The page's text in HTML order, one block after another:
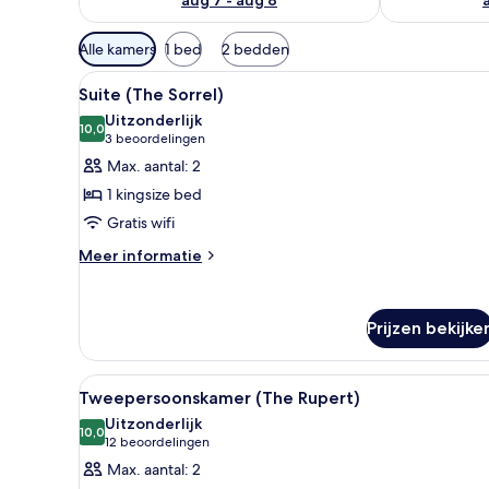
Beschikbare
filters
voor
kamers
Alle kamers 1 bed 2 bedden
Alle
foto's
voor
Suite
(The
Sorrel)
laden
Suite (The Sorrel) | Lakens
3
Suite (The Sorrel)
10,010,0 van 10
Uitzonderlijk
3 beoordelingen
(3
beoordelingen)
Max. aantal: 2
1 kingsize bed
Gratis wifi
Meer informatie
Meer
Sorrel)
Prijzen
Alle
foto's
voor
Tweepersoonskamer
Een slaapkamer met een
2
Tweepersoonskamer (The Rupert)
10,010,0 van 10
Uitzonderlijk
12 beoordelingen
(12
beoordelingen)
Max. aantal: 2